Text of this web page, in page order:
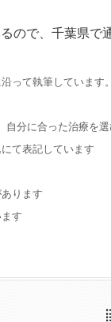
ので、千葉県で
って執筆しています。
分に合った治療を選
て表記しています
ります
す